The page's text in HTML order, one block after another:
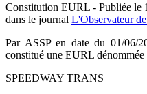
Constitution EURL - Publiée le
dans le journal L'Observateur
Par ASSP en date du 01/06/
constitué une EURL dénommée
SPEEDWAY TRANS